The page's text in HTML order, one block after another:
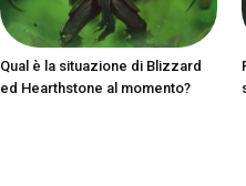
Qual è la situazione di Blizzard
ed Hearthstone al momento?